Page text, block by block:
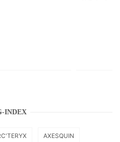
INDEX
AXESQUIN